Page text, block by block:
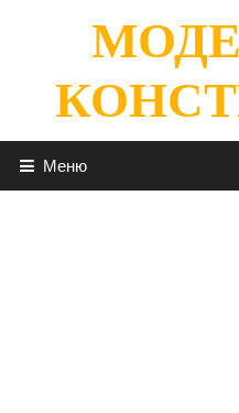
содержимому
Меню